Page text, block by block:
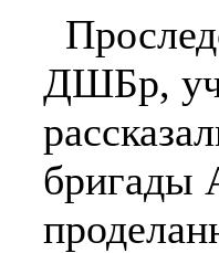
ДШБр,
бригады